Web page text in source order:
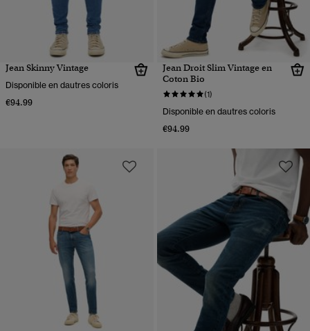
Jean Skinny Vintage
Disponible en dautres coloris
€94.99
Jean Droit Slim Vintage en
Coton Bio
(1)
Disponible en dautres coloris
€94.99